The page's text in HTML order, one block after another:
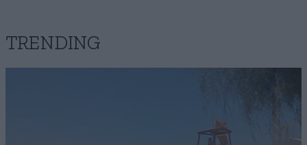
TRENDING